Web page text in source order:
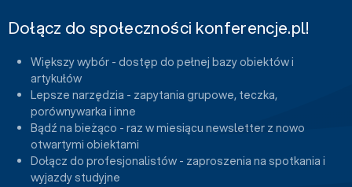
Dołącz do społeczności konferencje.pl!
Większy wybór - dostęp do pełnej bazy obiektów i
artykułów
Lepsze narzędzia - zapytania grupowe, teczka,
porównywarka i inne
Bądź na bieżąco - raz w miesiącu newsletter z nowo
otwartymi obiektami
Dołącz do profesjonalistów - zaproszenia na spotkania i
wyjazdy studyjne